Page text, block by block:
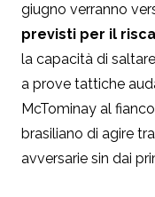
giugno verranno
previsti per il
la capacità di
a prove tattiche
McTominay al
brasiliano di agire
avversarie sin dai